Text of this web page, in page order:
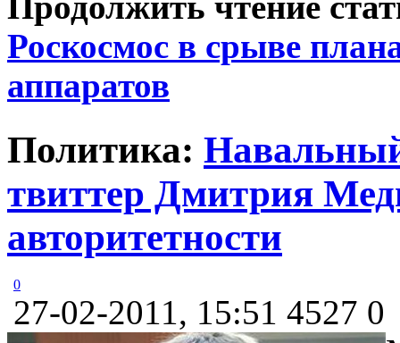
Роскосмос в срыве
аппаратов
Политика:
твиттер Дмитрия
авторитетности
0
27-02-2011, 15:51 4527 0